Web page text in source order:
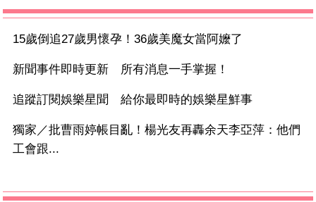
15歲倒追27歲男懷孕！36歲美魔女當阿嬤了
新聞事件即時更新 所有消息一手掌握！
追蹤訂閱娛樂星聞 給你最即時的娛樂星鮮事
獨家／批曹雨婷帳目亂！楊光友再轟余天李亞萍：他們
工會跟...